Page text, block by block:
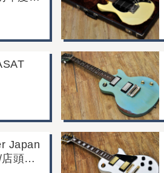
ン良好
ディシ
Japan
頭買